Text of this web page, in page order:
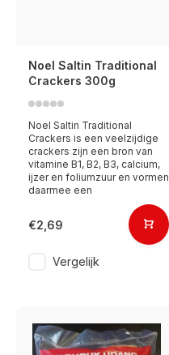
Noel Saltin Traditional
Crackers 300g
Noel Saltin Traditional
Crackers is een veelzijdige
crackers zijn een bron van
vitamine B1, B2, B3, calcium,
ijzer en foliumzuur en vormen
daarmee een
€2,69
Vergelijk